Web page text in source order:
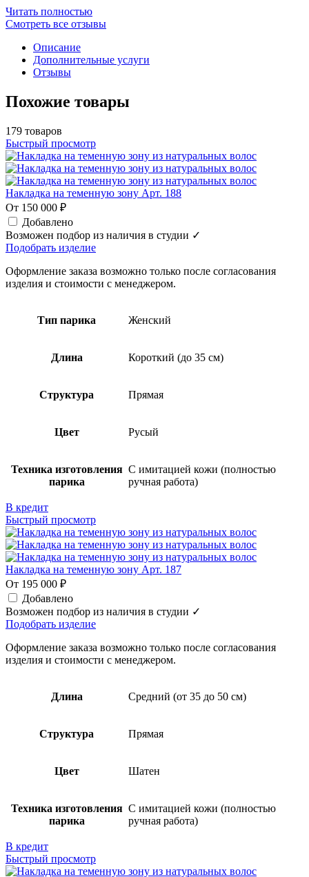
Читать полностью
Смотреть все отзывы
Описание
Дополнительные услуги
Отзывы
Похожие товары
179 товаров
Быстрый просмотр
Накладка на теменную зону Арт. 188
От 150 000 ₽
Добавлено
Возможен подбор из наличия в студии ✓
Подобрать изделие
Оформление заказа возможно только после согласования
изделия и стоимости с менеджером.
Тип парика Женский
Длина Короткий (до 35 см)
Структура Прямая
Цвет Русый
Техника изготовления
парика
С имитацией кожи (полностью
ручная работа)
В кредит
Быстрый просмотр
Накладка на теменную зону Арт. 187
От 195 000 ₽
Добавлено
Возможен подбор из наличия в студии ✓
Подобрать изделие
Оформление заказа возможно только после согласования
изделия и стоимости с менеджером.
Длина Средний (от 35 до 50 см)
Структура Прямая
Цвет Шатен
Техника изготовления
парика
С имитацией кожи (полностью
ручная работа)
В кредит
Быстрый просмотр